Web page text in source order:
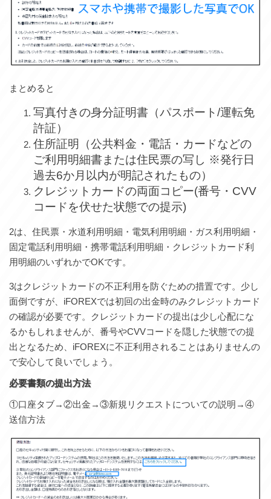
まとめると
写真付きの身分証明書（パスポート/運転免
許証）
住所証明（公共料金・電話・カードなどの
ご利用明細書または住民票の写し ※発行日
過去6か月以内が明記されたもの）
クレジットカードの両面コピー(番号・CVV
コードを伏せた状態での提示)
2は、住民票・水道利用明細・電気利用明細・ガス利用明細・
固定電話利用明細・携帯電話利用明細・クレジットカード利
用明細のいずれかでOKです。
3はクレジットカードの不正利用を防ぐための措置です。少し
面倒ですが、iFOREXでは初回の出金時のみクレジットカード
の確認が必要です。クレジットカードの提出は少し心配にな
るかもしれませんが、番号やCVVコードを隠した状態での提
出となるため、iFOREXに不正利用されることはありませんの
で安心して良いでしょう。
必要書類の提出方法
①口座タブ→②出金→③新規リクエストについての説明→④
送信方法